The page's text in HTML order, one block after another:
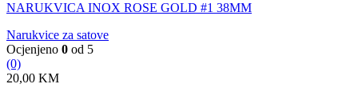
NARUKVICA INOX ROSE GOLD #1 38MM
Narukvice za satove
Ocjenjeno 0 od 5
(0)
20,00 KM